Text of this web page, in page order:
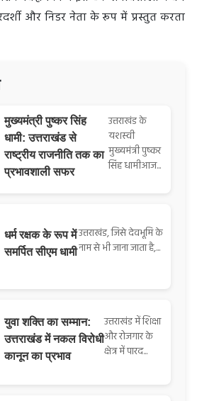
और निडर नेता के रूप में प्रस्तुत करता
मुख्यमंत्री पुष्कर सिंह
धामी: उत्तराखंड से
राष्ट्रीय राजनीति तक का
प्रभावशाली सफर
उत्तराखंड के
यशस्वी
मुख्यमंत्री पुष्कर
सिंह धामीआज...
धर्म रक्षक के रूप में
समर्पित सीएम धामी
उत्तराखंड, जिसे देवभूमि के
नाम से भी जाना जाता है,...
युवा शक्ति का सम्मान:
उत्तराखंड में नकल विरोधी
कानून का प्रभाव
उत्तराखंड में शिक्षा
और रोजगार के
क्षेत्र में पारद...